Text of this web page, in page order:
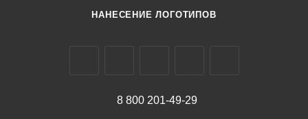
НАНЕСЕНИЕ ЛОГОТИПОВ
8 800 201-49-29